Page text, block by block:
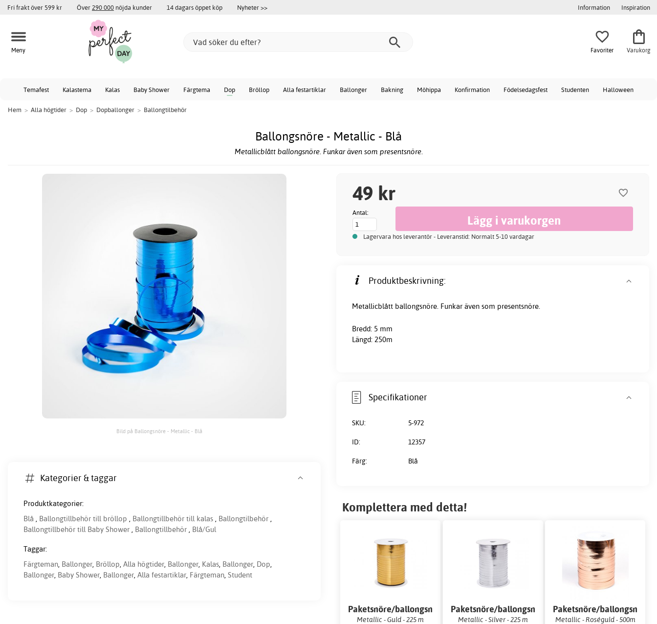
Fri frakt över 599 kr Över 290 000 nöjda kunder 14 dagars öppet köp Nyheter >> Information Inspiration
Meny Favoriter Varukorg
Temafest Kalastema Kalas Baby Shower Färgtema Dop Bröllop Alla festartiklar Ballonger Bakning Möhippa Konfirmation Födelsedagsfest Studenten Halloween
Hem > Alla högtider > Dop > Dopballonger > Ballongtilbehör
Ballongsnöre - Metallic - Blå
Metallicblått ballongsnöre. Funkar även som presentsnöre.
Bild på Ballongsnöre - Metallic - Blå
49 kr
Antal:
Lagervara hos leverantör - Leveranstid: Normalt 5-10 vardagar
Produktbeskrivning:
Metallicblått ballongsnöre. Funkar även som presentsnöre.
Bredd: 5 mm
Längd: 250m
Specifikationer
SKU: 5-972
ID: 12357
Färg: Blå
Kategorier & taggar
Produktkategorier:
Blå , Ballongtillbehör till bröllop , Ballongtillbehör till kalas , Ballongtilbehör ,
Ballongtillbehör till Baby Shower , Ballongtillbehör , Blå/Gul
Taggar:
Färgteman, Ballonger, Bröllop, Alla högtider, Ballonger, Kalas, Ballonger, Dop,
Ballonger, Baby Shower, Ballonger, Alla festartiklar, Färgteman, Student
Komplettera med detta!
Paketsnöre/ballongsnöre
Metallic - Guld - 225 m
Paketsnöre/ballongsnöre
Metallic - Silver - 225 m
Paketsnöre/ballongsnöre
Metallic - Roséguld - 500m